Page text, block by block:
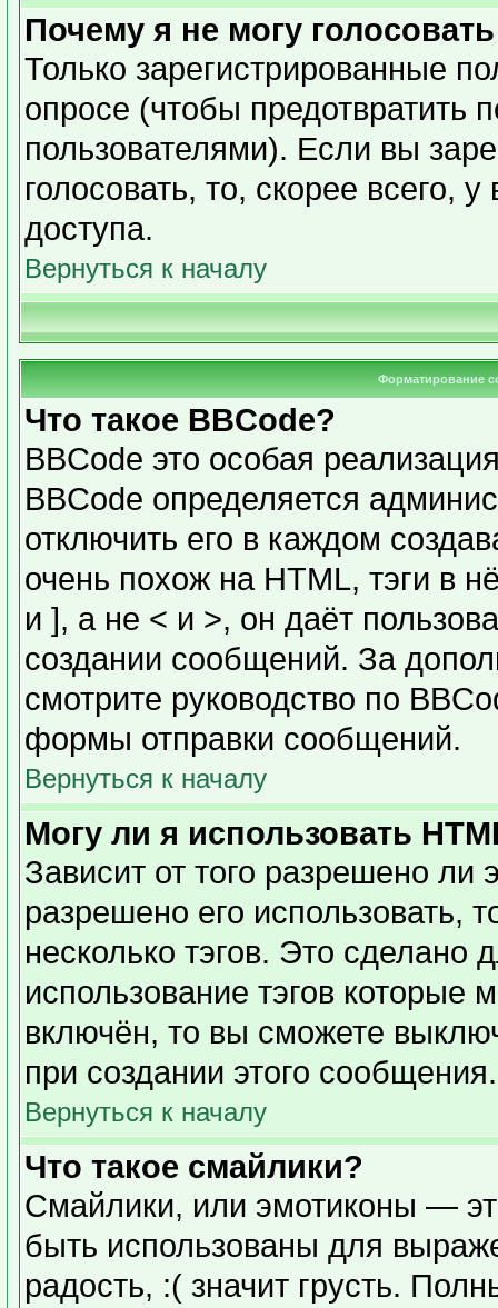
Почему я не могу
Только зарегистрированные
опросе (чтобы предотвратить
пользователями). Если вы
голосовать, то, скорее всего,
доступа.
Вернуться к началу
Форматирование
Что такое BBCode?
BBCode это особая
BBCode определяется
отключить его в каждом
очень похож на HTML, тэги в
и ], а не < и >, он даёт
создании сообщений. За
смотрите руководство по
формы отправки сообщений.
Вернуться к началу
Могу ли я использовать
Зависит от того разрешено ли
разрешено его использовать,
несколько тэгов. Это сделано
использование тэгов которые
включён, то вы сможете
при создании этого сообщения.
Вернуться к началу
Что такое смайлики?
Смайлики, или эмотиконы —
быть использованы для
радость, :( значит грусть.